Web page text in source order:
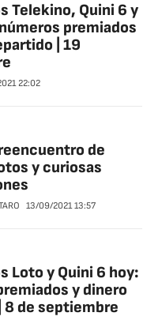
Telekino, Quini 6 y
premiados
| 19
22:02
de
y curiosas
13/09/2021 13:57
Loto y Quini 6 hoy:
y dinero
8 de septiembre